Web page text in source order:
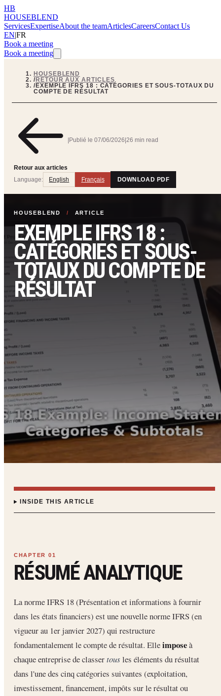
HB
HOUSEBLEND
ServicesExpertiseAbout the teamArticlesCareersContact Us
EN|FR
Book a meeting
Book a meeting
HOUSEBLEND
/RETOUR AUX ARTICLES
/EXEMPLE IFRS 18 : CATÉGORIES ET SOUS-TOTAUX DU
COMPTE DE RÉSULTAT
Retour aux articles
Publié le 07/06/2026 26 min read
Language: English Français DOWNLOAD PDF
HOUSEBLEND / ARTICLE
EXEMPLE IFRS 18 :
CATÉGORIES ET SOUS-
TOTAUX DU COMPTE DE
RÉSULTAT
INSIDE THIS ARTICLE
RÉSUMÉ ANALYTIQUE
La norme IFRS 18 (Présentation et informations à fournir
dans les états financiers) est une nouvelle norme IFRS (en
vigueur au 1er janvier 2027) qui restructure
fondamentalement le compte de résultat. Elleimposeà
chaque entreprise de classertous les éléments du résultat
dans l'une des cinq catégories suivantes (exploitation,
investissement, financement, impôts sur le résultat ou